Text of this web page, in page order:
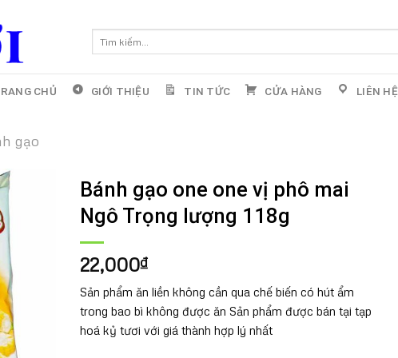
kiếm:
CHỦ GIỚI THIỆU TIN TỨC CỬA HÀNG LIÊN HỆ
gạo
Bánh gạo one one vị phô mai
Ngô Trọng lượng 118g
22,000₫
Sản phẩm ăn liền không cần qua chế biến có hút ẩm
trong bao bì không được ăn Sản phẩm được bán tại tạp
hoá kỷ tươi với giá thành hợp lý nhất